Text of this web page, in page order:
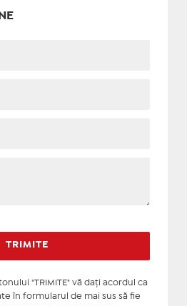
"TRIMITE" vă daţi acordul ca
în formularul de mai sus să fie